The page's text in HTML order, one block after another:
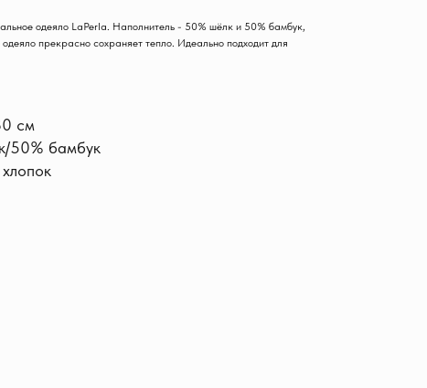
одеяло LaPerla. Наполнитель - 50% шёлк и 50% бамбук,
прекрасно сохраняет тепло. Идеально подходит для
см
50% бамбук